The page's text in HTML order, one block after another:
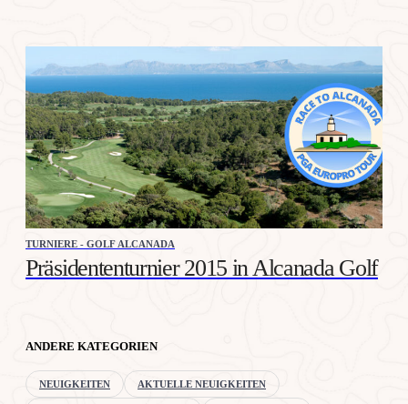
TURNIERE - GOLF ALCANADA
Präsidententurnier 2015 in Alcanada Golf
ANDERE KATEGORIEN
NEUIGKEITEN AKTUELLE NEUIGKEITEN